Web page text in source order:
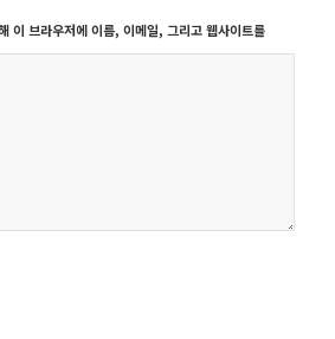
이 브라우저에 이름, 이메일, 그리고 웹사이트를